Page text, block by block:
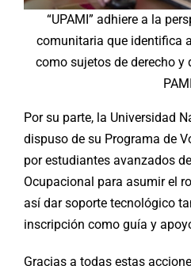
“UPAMI” adhiere a la
comunitaria que identifica
como sujetos de derecho y
PAMI
Por su parte, la Universidad
dispuso de su Programa de
por estudiantes avanzados
Ocupacional para asumir el
así dar soporte tecnológico
inscripción como guía y
Gracias a todas estas